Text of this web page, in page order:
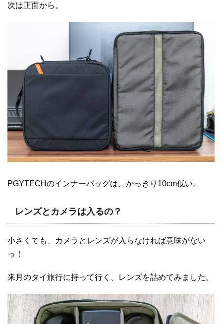
次は正面から。
PGYTECHのインナーバッグは、かっきり10cm低い。
レンズとカメラは入るの？
小さくても、カメラとレンズが入らなければ意味がない
っ！
来月のタイ旅行に持って行く、レンズを詰めてみました。